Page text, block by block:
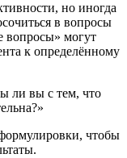
но иногда
в вопросы
вопросы» могут
к определённому
ли вы с тем, что
чтобы